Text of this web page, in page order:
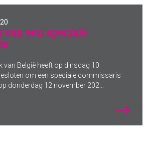
van een speciale
van België heeft op dinsdag 10
om een speciale commissaris
donderdag 12 november 202...